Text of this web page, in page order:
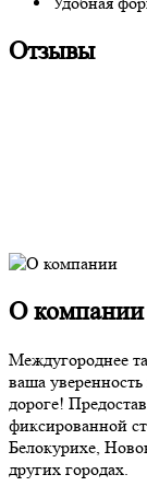
Отзывы
О компании
Междугороднее
ваша уверенность
дороге!
фиксированной
Белокурихе,
других городах.